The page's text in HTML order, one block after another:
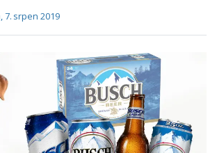
7. srpen 2019